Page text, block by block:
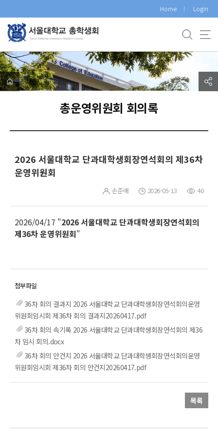
로
메
뉴
Home Login
총운영위원회 회의록
2026 서울대학교 단과대학생회장연석회의 제36차
운영위원회
손준배 2026-05-13 40
2026/04/17 "2026 서울대학교 단과대학생회장연석회의
제36차 운영위원회"
36차 회의 결과지 2026 서울대학교 단과대학생회장연석회의운영
위원회임시회 제36차 회의 결과지20260417.pdf
36차 회의 속기록 2026 서울대학교 단과대학생회장연석회의 제36
차 임시 회의.docx
36차 회의 안건지 2026 서울대학교 단과대학생회장연석회의운영
위원회임시회 제36차 회의 안건지20260417.pdf
목록